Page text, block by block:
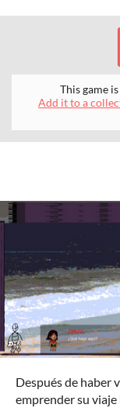
This game
Add it to a
Después de haber
emprender su viaje